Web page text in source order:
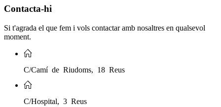
Contacta-hi
Si t'agrada el que fem i vols contactar amb nosaltres en qualsevol
moment.
C/Camí de Riudoms, 18 Reus
C/Hospital, 3 Reus